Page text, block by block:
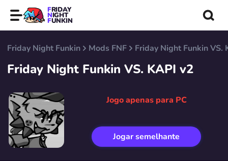
FRIDAY
NIGHT
FUNKIN
Friday Night Funkin Mods FNF Friday Night Funkin VS.
Friday Night Funkin VS. KAPI v2
Jogo apenas para PC
Jogar semelhante